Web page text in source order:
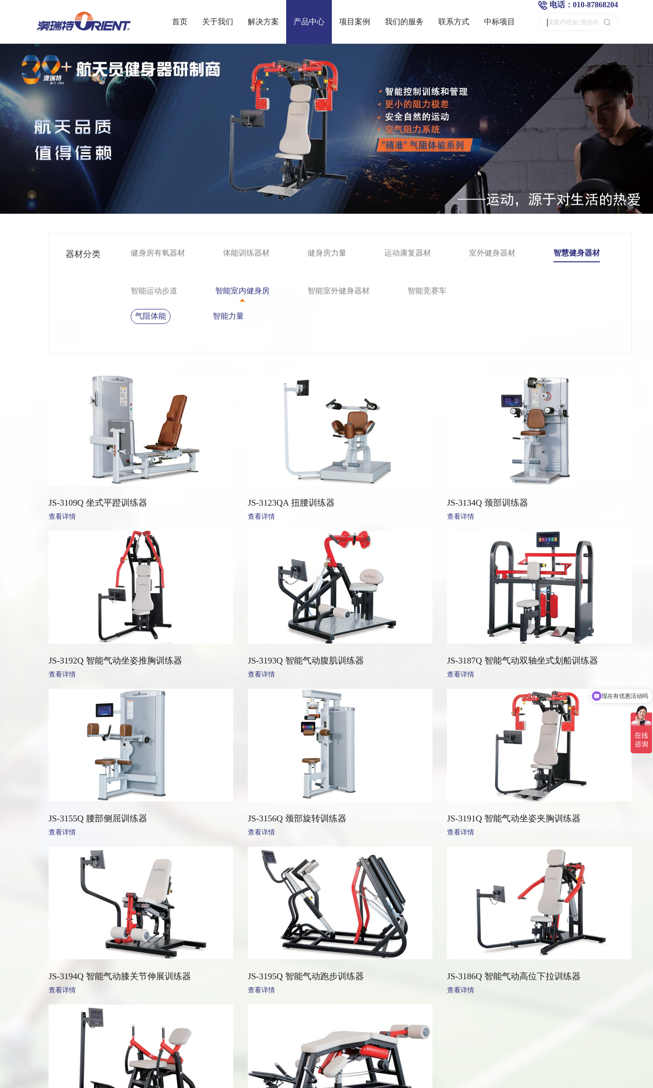
电话：010-87868204
首页 关于我们 解决方案 产品中心 项目案例 我们的服务 联系方式 中标项目
器材分类 健身房有氧器材 体能训练器材 健身房力量 运动康复器材 室外健身器材 智慧健身器材
智能运动步道 智能室内健身房 智能室外健身器材 智能竞赛车
气阻体能 智能力量
JS-3109Q 坐式平蹬训练器
查看详情
JS-3123QA 扭腰训练器
查看详情
JS-3134Q 颈部训练器
查看详情
JS-3192Q 智能气动坐姿推胸训练器
查看详情
JS-3193Q 智能气动腹肌训练器
查看详情
JS-3187Q 智能气动双轴坐式划船训练器
查看详情
JS-3155Q 腰部侧屈训练器
查看详情
JS-3156Q 颈部旋转训练器
查看详情
JS-3191Q 智能气动坐姿夹胸训练器
查看详情
JS-3194Q 智能气动膝关节伸展训练器
查看详情
JS-3195Q 智能气动跑步训练器
查看详情
JS-3186Q 智能气动高位下拉训练器
查看详情
现在有优惠活动吗